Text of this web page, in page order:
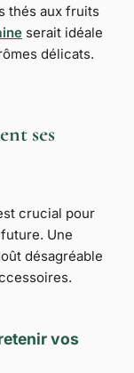
thés aux fruits
serait idéale
délicats.
ses
crucial pour
Une
désagréable
vos